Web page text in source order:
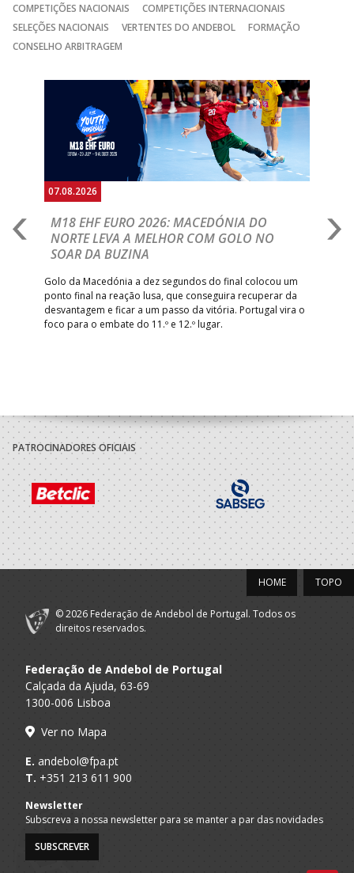
COMPETIÇÕES NACIONAIS
COMPETIÇÕES INTERNACIONAIS
SELEÇÕES NACIONAIS
VERTENTES DO ANDEBOL
FORMAÇÃO
CONSELHO ARBITRAGEM
07.08.2026
M18 EHF EURO 2026: MACEDÓNIA DO
NORTE LEVA A MELHOR COM GOLO NO
SOAR DA BUZINA
Golo da Macedónia a dez segundos do final colocou um
ponto final na reação lusa, que conseguira recuperar da
desvantagem e ficar a um passo da vitória. Portugal vira o
foco para o embate do 11.º e 12.º lugar.
PATROCINADORES OFICIAIS
TOPO
HOME
© 2026 Federação de Andebol de Portugal. Todos os
direitos reservados.
Federação de Andebol de Portugal
Calçada da Ajuda, 63-69
1300-006 Lisboa
Ver no Mapa
E. andebol@fpa.pt
T. +351 213 611 900
Newsletter
Subscreva a nossa newsletter para se manter a par das novidades
SUBSCREVER